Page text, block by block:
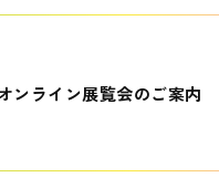
ンライン展覧会のご案内